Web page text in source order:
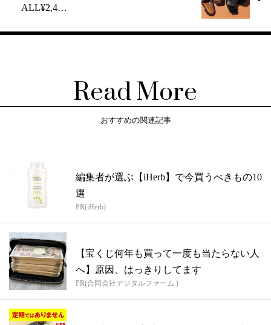
ALL¥2,4…
Read More
おすすめの関連記事
編集者が選ぶ【iHerb】で今買うべきもの10
選
PR(iHerb)
【宝くじ何年も買って一度も当たらない人
へ】原因、はっきりしてます
PR(合同会社デジタルファーム )